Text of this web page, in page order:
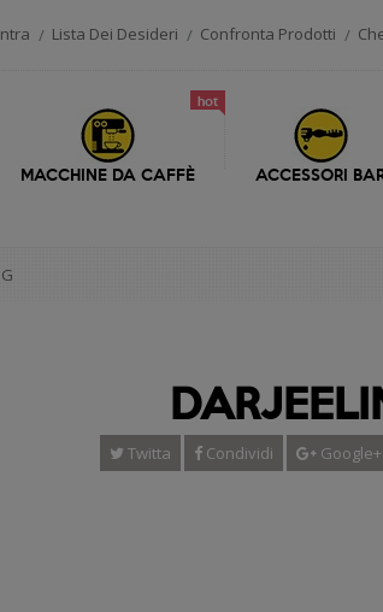
Lista Dei Desideri Confronta Prodotti
MACCHINE DA CAFFÈ
hot
ACCESSORI
Twitta Condividi Google+